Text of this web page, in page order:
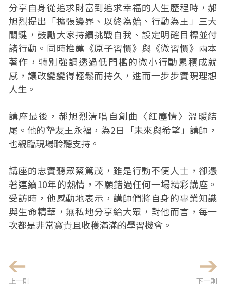
分享自身從追求財富到追求幸福的人生歷程時，郝
旭烈提出「擴張邊界、以終為始、行動為王」三大
關鍵，鼓勵大家持續挑戰自我、設定明確目標並付
諸行動。同時推薦《原子習慣》與《微習慣》兩本
著作，特別強調透過低門檻的微小行動累積成就
感，讓改變變得輕鬆而持久，進而一步步實現理想
人生。
講座最後，郝旭烈清唱自創曲〈紅塵情〉溫暖結
尾。他的摯友王永福，為2日「未來與希望」講師，
也親臨現場聆聽支持。
講座的忠實聽眾蔡篤茂，雖是行動不便人士，卻憑
著連續10年的熱情，不願錯過任何一場精彩講座。
受訪時，他感動地表示，講師們將自身的專業知識
與生命精華，無私地分享給大眾，對他而言，每一
次都是非常寶貴且收穫滿滿的學習機會。
上一則 下一則